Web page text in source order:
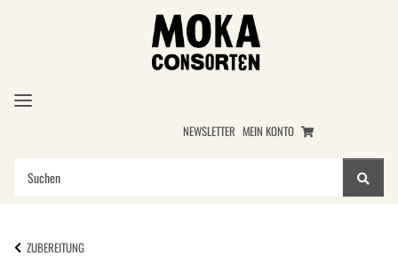
NEWSLETTER MEIN KONTO
ZUBEREITUNG